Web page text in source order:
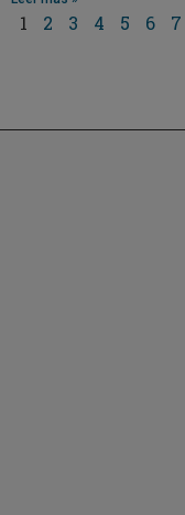
1 2 3 4 5 6 7